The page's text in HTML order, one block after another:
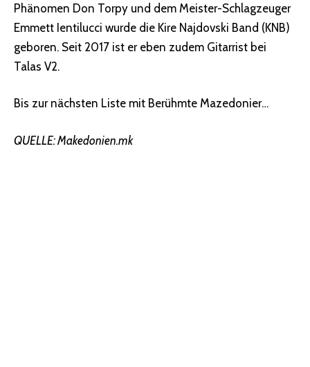
Phänomen Don Torpy und dem Meister-Schlagzeuger
Emmett Ientilucci wurde die Kire Najdovski Band (KNB)
geboren. Seit 2017 ist er eben zudem Gitarrist bei
Talas V2.
Bis zur nächsten Liste mit Berühmte Mazedonier…
QUELLE: Makedonien.mk